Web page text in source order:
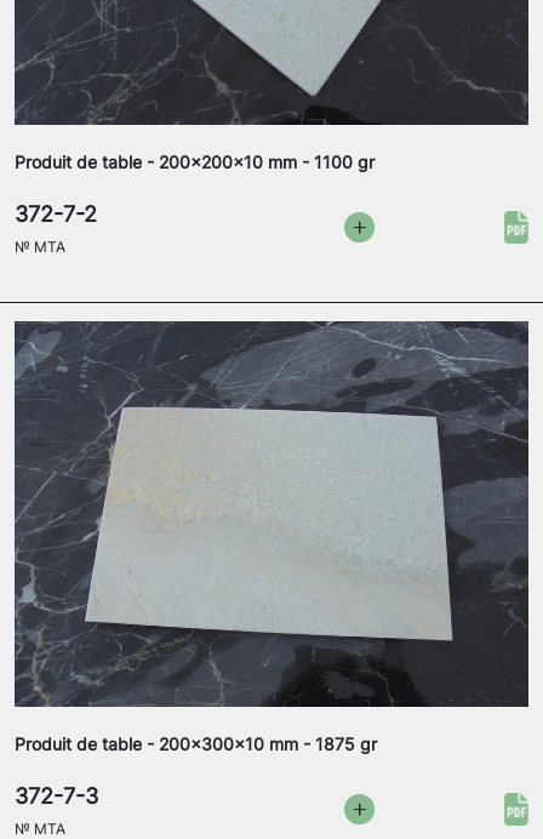
Produit de table - 200x200x10 mm - 1100 gr
372-7-2
№ MTA
Produit de table - 200x300x10 mm - 1875 gr
372-7-3
№ MTA